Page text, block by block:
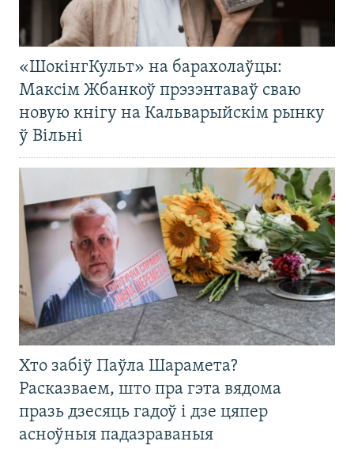
«ШокінгКульт» на барахолаўцы:
Максім Жбанкоў прэзэнтаваў сваю
новую кнігу на Кальварыйскім рынку
ў Вільні
Хто забіў Паўла Шарамета?
Расказваем, што пра гэта вядома
празь дзесяць гадоў і дзе цяпер
асноўныя падазраваныя